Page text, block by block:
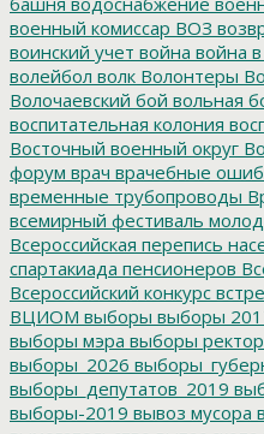
военный комиссар ВОЗ
воинский учет война война
волейбол волк Волонтеры
Волочаевский бой вольная
воспитательная колония
Восточный военный округ
форум врач врачебные
временные трубопроводы
всемирный фестиваль
Всероссийская перепись
спартакиада пенсионеров
Всероссийский конкурс
ВЦИОМ выборы выборы
выборы мэра выборы
выборы_2026
выборы_депутатов_2019
выборы-2019 вывоз мусора